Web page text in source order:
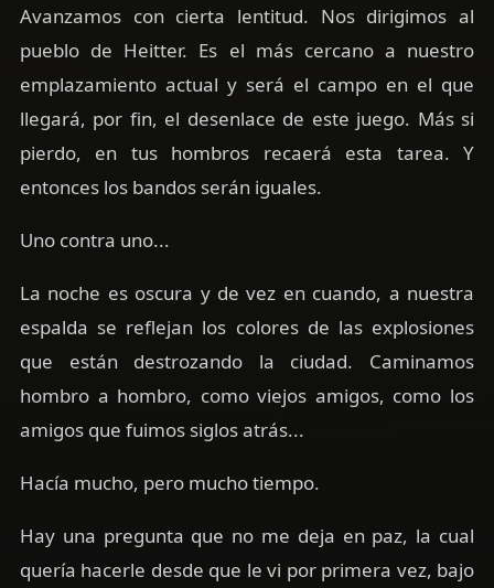
Avanzamos con cierta lentitud. Nos dirigimos al
pueblo de Heitter. Es el más cercano a nuestro
emplazamiento actual y será el campo en el que
llegará, por fin, el desenlace de este juego. Más si
pierdo, en tus hombros recaerá esta tarea. Y
entonces los bandos serán iguales.
Uno contra uno...
La noche es oscura y de vez en cuando, a nuestra
espalda se reflejan los colores de las explosiones
que están destrozando la ciudad. Caminamos
hombro a hombro, como viejos amigos, como los
amigos que fuimos siglos atrás...
Hacía mucho, pero mucho tiempo.
Hay una pregunta que no me deja en paz, la cual
quería hacerle desde que le vi por primera vez, bajo